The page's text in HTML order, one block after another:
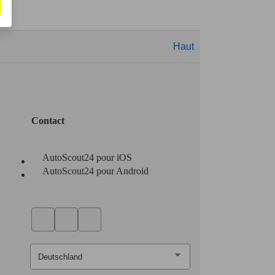
Haut
Contact
AutoScout24 pour iOS
AutoScout24 pour Android